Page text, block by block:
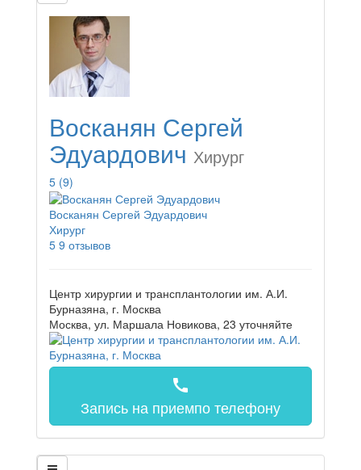
Восканян Сергей
Эдуардович Хирург
5 (9)
Восканян Сергей Эдуардович
Хирург
5 9 отзывов
Центр хирургии и трансплантологии им. А.И.
Бурназяна, г. Москва
Москва, ул. Маршала Новикова, 23 уточняйте
call
Запись на приемпо телефону